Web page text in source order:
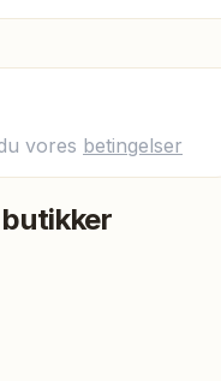
vores betingelser